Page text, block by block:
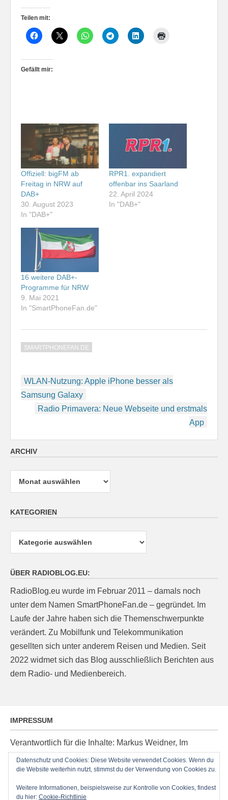
Teilen mit:
Gefällt mir:
Offiziell: bigFM ab
Freitag in NRW auf
DAB+
30. August 2023
In "DAB+"
RPR1. expandiert
offenbar ins Saarland
22. April 2024
In "DAB+"
16 weitere DAB+-
Programme für NRW
9. Mai 2021
In "SmartPhoneFan.de"
SMARTPHONEFAN.DE
Beitragsnavigation
WLAN-Nutzung: Apple iPhone besser als
Samsung Galaxy
Radio Primavera: Neue Webseite und erstmals
App
ARCHIV
Archiv
KATEGORIEN
ÜBER RADIOBLOG.EU:
RadioBlog.eu wurde im Februar 2011 – damals noch
unter dem Namen SmartPhoneFan.de – gegründet. Im
Laufe der Jahre haben sich die Themenschwerpunkte
verändert. Zu Mobilfunk und Telekommunikation
gesellten sich unter anderem Reisen und Medien. Seit
2022 widmet sich das Blog ausschließlich Berichten aus
dem Radio- und Medienbereich.
IMPRESSUM
Verantwortlich für die Inhalte: Markus Weidner, Im
Ziegelacker 20, D-63599 Biebergemünd, E-Mail:
post@radioblog.eu
Technik und Administration: Thomas Michel
Datenschutz und Cookies: Diese Website verwendet Cookies. Wenn du
die Website weiterhin nutzt, stimmst du der Verwendung von Cookies zu.
Weitere Informationen, beispielsweise zur Kontrolle von Cookies, findest
du hier: Cookie-Richtlinie